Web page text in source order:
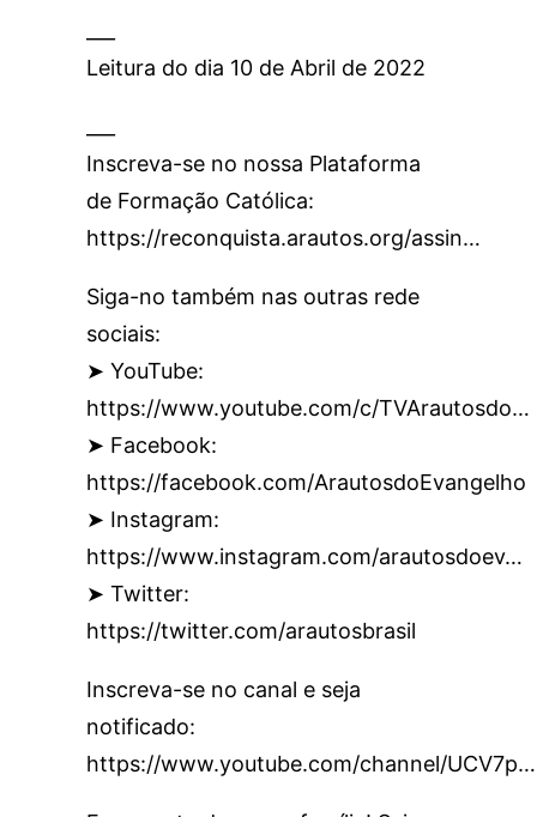
Leitura do dia 10 de Abril de 2022
Inscreva-se no nossa Plataforma
de Formação Católica:
https://reconquista.arautos.org/assin…
Siga-no também nas outras rede
sociais:
➤ YouTube:
https://www.youtube.com/c/TVArautosdo…
➤ Facebook:
https://facebook.com/ArautosdoEvangelho
➤ Instagram:
https://www.instagram.com/arautosdoev…
➤ Twitter:
https://twitter.com/arautosbrasil
Inscreva-se no canal e seja
notificado:
https://www.youtube.com/channel/UCV7p…